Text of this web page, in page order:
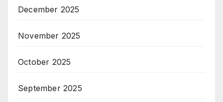
December 2025
November 2025
October 2025
September 2025